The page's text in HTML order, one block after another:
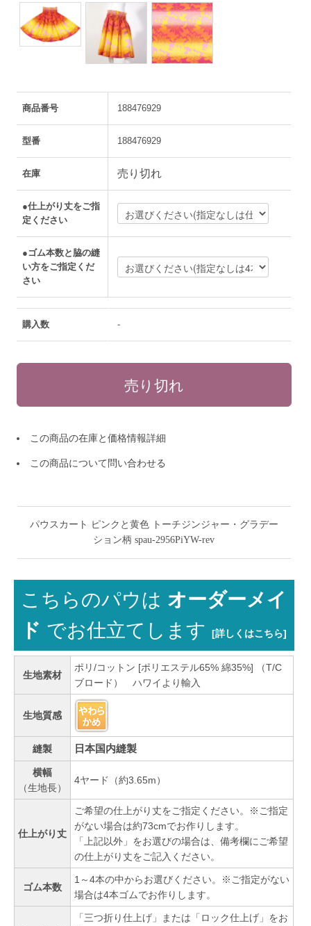
商品番号 188476929
型番 188476929
在庫 売り切れ
●仕上がり丈をご指
定ください
●ゴム本数と脇の縫
い方をご指定くだ
さい
購入数 -
この商品の在庫と価格情報詳細
この商品について問い合わせる
パウスカート ピンクと黄色 トーチジンジャー・グラデー
ション柄 spau-2956PiYW-rev
こちらのパウは オーダーメイ
ド でお仕立てします[詳しくはこちら]
生地素材
ポリ/コットン [ポリエステル65% 綿35%] （T/C
ブロード） ハワイより輸入
生地質感
縫製 日本国内縫製
横幅
（生地長）
4ヤード（約3.65m）
仕上がり丈
ご希望の仕上がり丈をご指定ください。※ご指定
がない場合は約73cmでお作りします。
「上記以外」をお選びの場合は、備考欄にご希望
の仕上がり丈をご記入ください。
ゴム本数
1～4本の中からお選びください。※ご指定がない
場合は4本ゴムでお作りします。
「三つ折り仕上げ」または「ロック仕上げ」をお